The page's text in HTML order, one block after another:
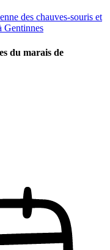
des chauves-souris et
Gentinnes
du marais de